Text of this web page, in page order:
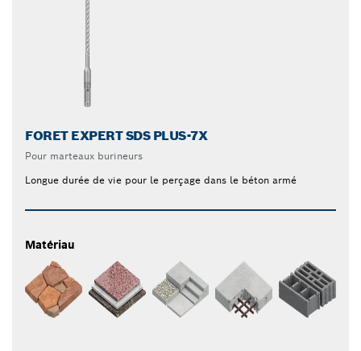
FORET EXPERT SDS PLUS-7X
Pour marteaux burineurs
Longue durée de vie pour le perçage dans le béton armé
Matériau